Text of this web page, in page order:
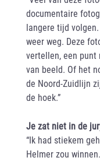
documentaire
langere tijd
weer weg. Deze
vertellen, een punt
van beeld. Of het
de Noord-Zuidlijn
de hoek.”
Je zat niet in de
“Ik had stiekem
Helmer zou